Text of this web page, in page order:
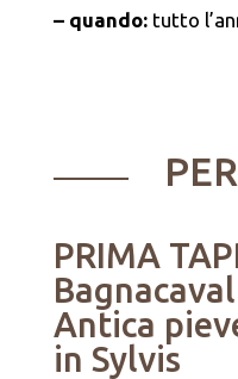
– quando:tutto
PRIMA
Antica
in Sylvis